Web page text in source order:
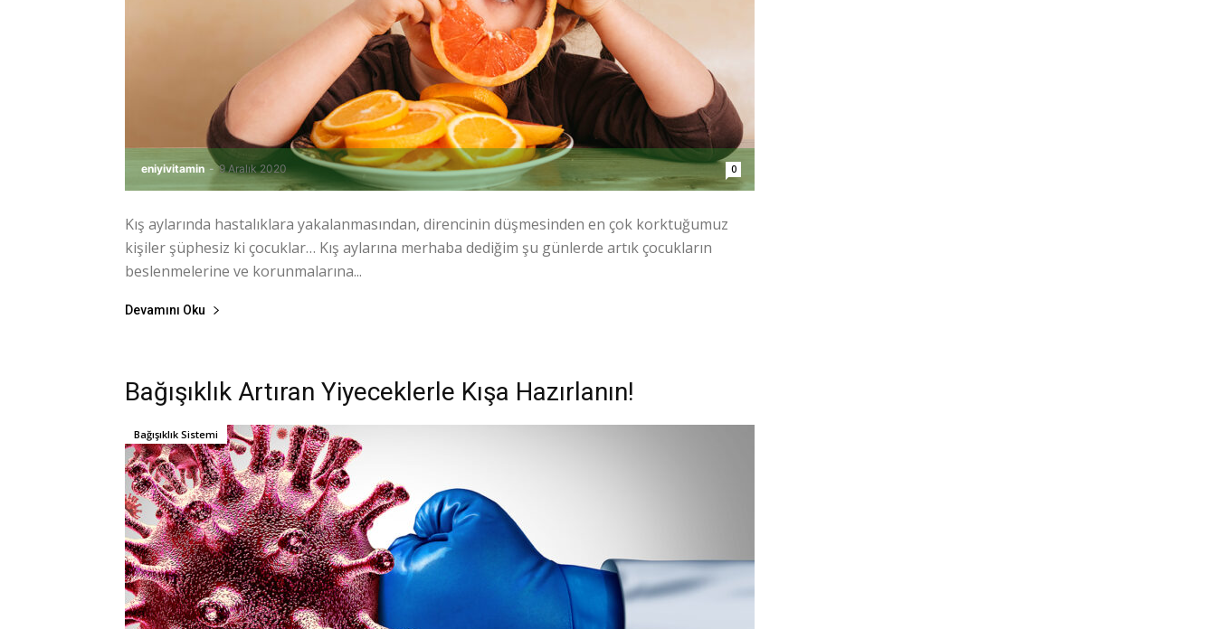
eniyivitamin - 9 Aralık 2020 0
Kış aylarında hastalıklara yakalanmasından, direncinin düşmesinden en çok korktuğumuz
kişiler şüphesiz ki çocuklar… Kış aylarına merhaba dediğim şu günlerde artık çocukların
beslenmelerine ve korunmalarına...
Devamını Oku
Bağışıklık Artıran Yiyeceklerle Kışa Hazırlanın!
Bağışıklık Sistemi